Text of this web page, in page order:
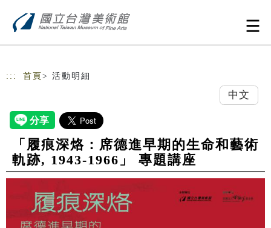
::: 首頁 > 活動明細
中文
「履痕深烙：席德進早期的生命和藝術
軌跡, 1943-1966」 專題講座